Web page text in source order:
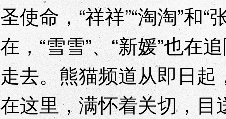
圣使命，“祥祥”“淘淘”和
在，“雪雪”、“新媛”也在
走去。熊猫频道从即日
在这里，满怀着关切，目